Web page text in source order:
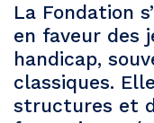
La Fondation
en faveur des
handicap,
classiques.
structures et